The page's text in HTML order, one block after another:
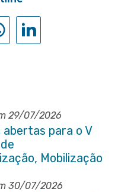
29/07/2026
para o V
Mobilização
Tuberculose em
30/07/2026